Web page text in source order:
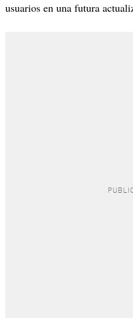
usuarios en una futura